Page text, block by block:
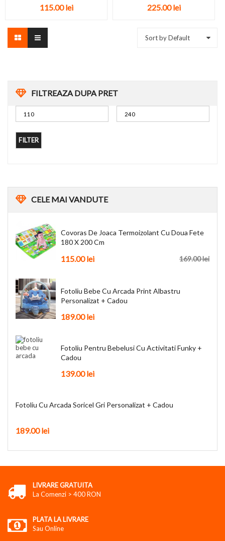
FILTREAZA DUPA PRET
FILTER
CELEMAI VANDUTE
Covoras De Joaca Termoizolant Cu Doua Fete
180 X 200 Cm
169.00lei
115.00lei
Fotoliu Bebe Cu Arcada Print Albastru
Personalizat + Cadou
189.00lei
Fotoliu Pentru Bebelusi Cu Activitati Funky +
Cadou
139.00lei
Fotoliu Cu Arcada Soricel Gri Personalizat + Cadou
189.00lei
115.00lei 225.00lei
Sort by Default
LIVRARE GRATUITA
La Comenzi > 400 RON
PLATA LA LIVRARE
Sau Online